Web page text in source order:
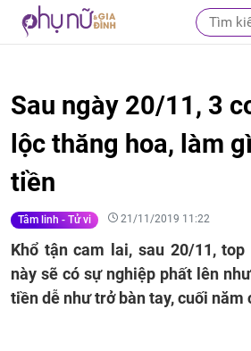
Sau ngày 20/11, 3
lộc thăng hoa, làm
tiền
Tâm linh - Tử vi 21/11/2019 11:22
Khổ tận cam lai, sau 20/11,
này sẽ có sự nghiệp phất lên
tiền dễ như trở bàn tay, cuối năm